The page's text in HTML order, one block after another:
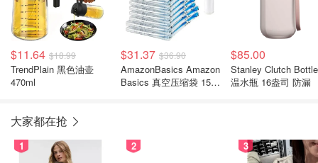
$11.64 $18.99
TrendPlain 黑色油壶
470ml
$31.37 $36.90
AmazonBasics Amazon
Basics 真空压缩袋 15件
$85.00
Stanley Clutch
温水瓶 16盎司 防漏
大家都在抢
1 2 3